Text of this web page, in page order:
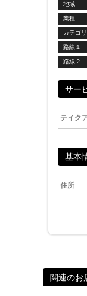
地域
業種
カテゴリ
路線１
路線２
サー
テイク
基本
住所
関連のお